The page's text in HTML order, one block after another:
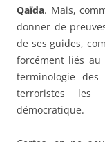
Qaïda. Mais,
donner de
de ses guides,
forcément liés
terminologie
terroristes les
démocratique.